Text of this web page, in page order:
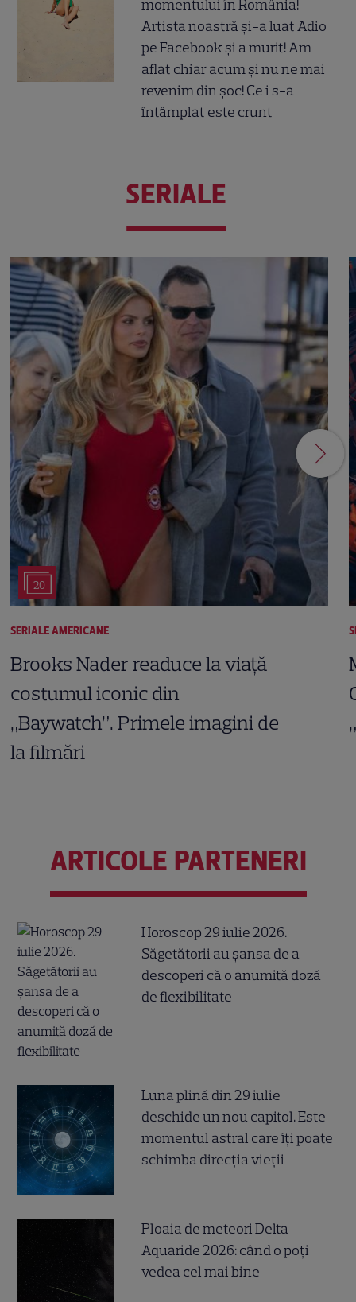
momentului în România!
Artista noastră și-a luat Adio
pe Facebook și a murit! Am
aflat chiar acum și nu ne mai
revenim din șoc! Ce i s-a
întâmplat este crunt
SERIALE
20
SERIALE AMERICANE
Brooks Nader readuce la viață
costumul iconic din
„Baywatch”. Primele imagini de
la filmări
ARTICOLE PARTENERI
Horoscop 29 iulie 2026.
Săgetătorii au șansa de a
descoperi că o anumită doză
de flexibilitate
Luna plină din 29 iulie
deschide un nou capitol. Este
momentul astral care îți poate
schimba direcția vieții
Ploaia de meteori Delta
Aquaride 2026: când o poți
vedea cel mai bine